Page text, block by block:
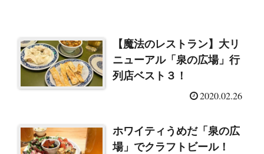
【魔法のレストラン】大リ
ニューアル「泉の広場」行
列店ベスト３！
2020.02.26
ホワイティうめだ「泉の広
場」でクラフトビール！